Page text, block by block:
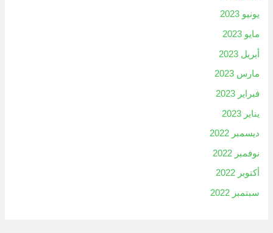
يونيو 2023
مايو 2023
أبريل 2023
مارس 2023
فبراير 2023
يناير 2023
ديسمبر 2022
نوفمبر 2022
أكتوبر 2022
سبتمبر 2022